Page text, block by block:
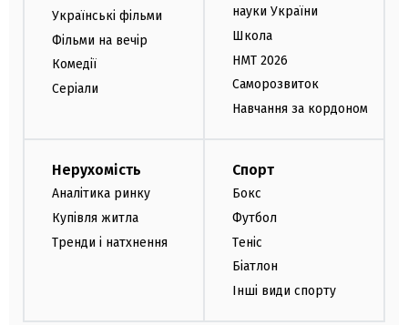
Українські фільми
Фільми на вечір
Комедії
Серіали
науки України
Школа
НМТ 2026
Саморозвиток
Навчання за кордоном
Нерухомість
Аналітика ринку
Купівля житла
Тренди і натхнення
Спорт
Бокс
Футбол
Теніс
Біатлон
Інші види спорту